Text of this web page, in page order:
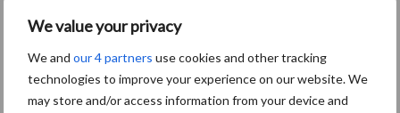
We value your privacy
We and our 4 partners use cookies and other tracking
technologies to improve your experience on our website. We
may store and/or access information from your device and
Aanbevolen voor jou!